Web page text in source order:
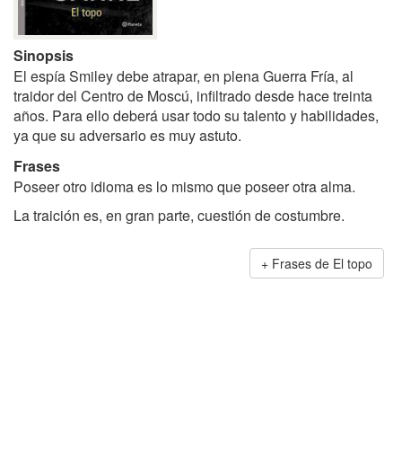
Sinopsis
El espía Smiley debe atrapar, en plena Guerra Fría, al
traidor del Centro de Moscú, infiltrado desde hace treinta
años. Para ello deberá usar todo su talento y habilidades,
ya que su adversario es muy astuto.
Frases
Poseer otro idioma es lo mismo que poseer otra alma.
La traición es, en gran parte, cuestión de costumbre.
Frases de El topo